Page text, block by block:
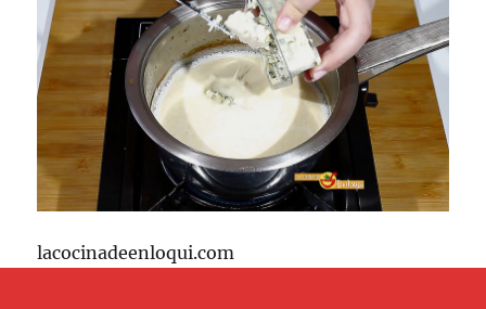
lacocinadeenloqui.com